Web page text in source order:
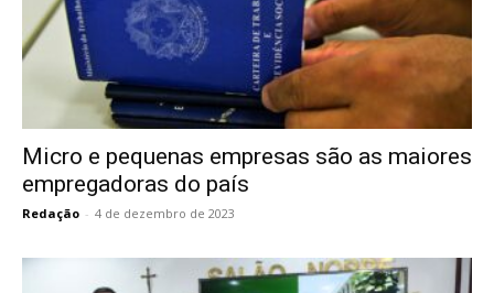
Micro e pequenas empresas são as maiores
empregadoras do país
Redação - 4 de dezembro de 2023